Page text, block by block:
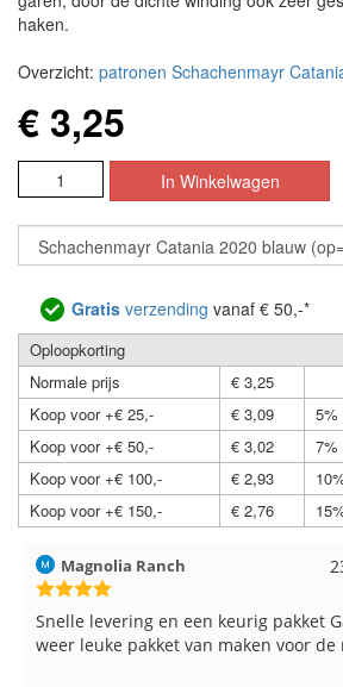
haken.
Overzicht: patronen Schachenmayr
€ 3,25
Gratis verzending vanaf € 50,-*
Oploopkorting
Normale prijs
€ 3,25
Koop voor +€ 25,-
€ 3,09
5%
Koop voor +€ 50,-
€ 3,02
7%
Koop voor +€ 100,-
€ 2,93
Koop voor +€ 150,-
€ 2,76
Ranch
en een keurig pakket Ga er
pakket van maken voor de markt.